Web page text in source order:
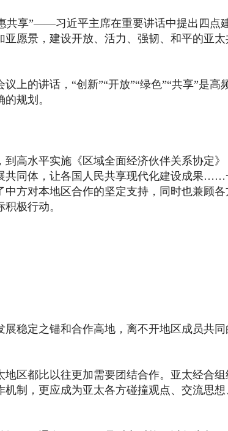
共享”——习近平主席在重要讲话中提出四点
愿景，建设开放、活力、强韧、和平的亚太
上的讲话，“创新”“开放”“绿色”“共享”是高
规划。
高水平实施《区域全面经济伙伴关系协定》
共同体，让各国人民共享现代化建设成果……
方对本地区合作的坚定支持，同时也兼顾各
极行动。
稳定之锚和合作高地，离不开地区成员共同
区都比以往更加需要团结合作。亚太经合组
制，更应成为亚太各方碰撞观点、交流思想